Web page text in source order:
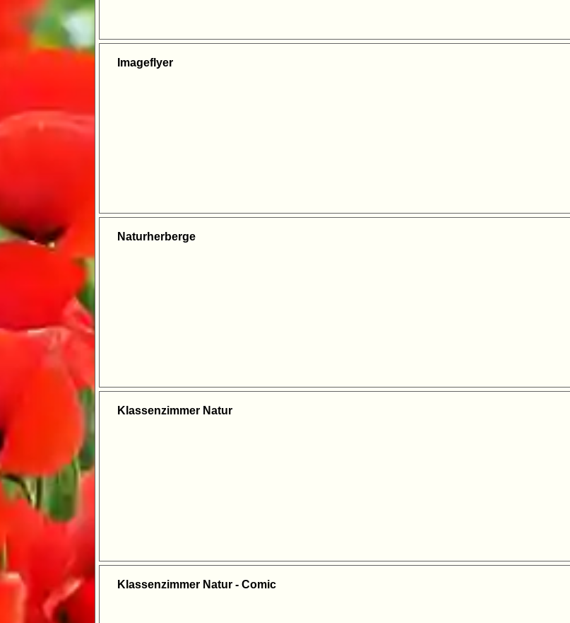
Imageflyer
Naturherberge
Klassenzimmer Natur
Klassenzimmer Natur - Comic